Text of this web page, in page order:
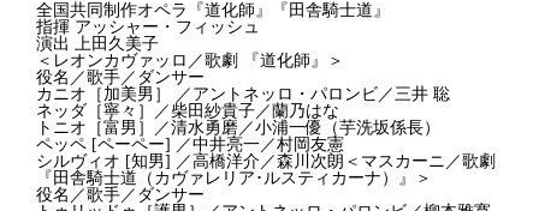
全国共同制作オペラ『道化師』『田舎騎士道』
指揮 アッシャー・フィッシュ
演出 上田久美子
＜レオンカヴァッロ／歌劇 『道化師』＞
役名／歌手／ダンサー
カニオ［加美男］ ／アントネッロ・パロンビ／三井 聡
ネッダ［寧々］／柴田紗貴子／蘭乃はな
トニオ［富男］／清水勇磨／小浦一優（芋洗坂係長）
ペッペ [ペーペー] ／中井亮一／村岡友憲
シルヴィオ [知男] ／高橋洋介／森川次朗＜マスカーニ／歌劇
『田舎騎士道（カヴァレリア･ルスティカーナ）』＞
役名／歌手／ダンサー